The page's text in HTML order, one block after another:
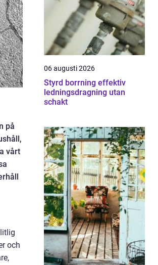
på
vårt
och
06 augusti 2026
Styrd borrning effektiv
ledningsdragning utan
schakt